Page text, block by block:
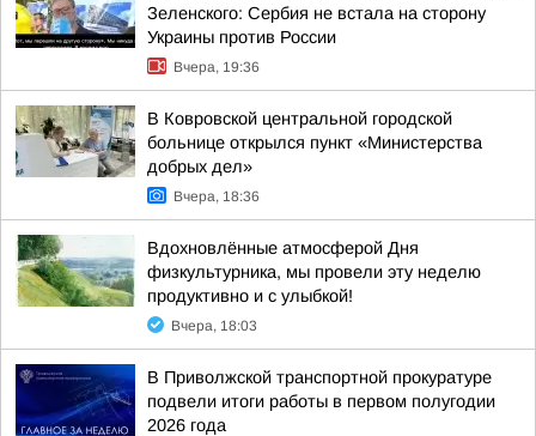
Зеленского: Сербия не встала на сторону
Украины против России
Вчера, 19:36
В Ковровской центральной городской
больнице открылся пункт «Министерства
добрых дел»
Вчера, 18:36
Вдохновлённые атмосферой Дня
физкультурника, мы провели эту неделю
продуктивно и с улыбкой!
Вчера, 18:03
В Приволжской транспортной прокуратуре
подвели итоги работы в первом полугодии
2026 года